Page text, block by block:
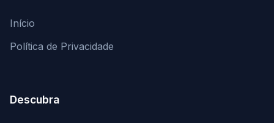
Início
Política de Privacidade
Descubra